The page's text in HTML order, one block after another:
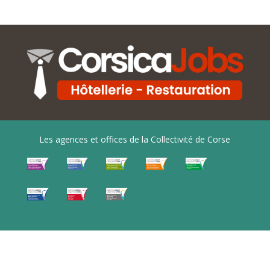
Les agences et offices de la Collectivité de Corse